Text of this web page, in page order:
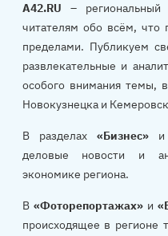
A42.RU – региональный
читателям обо всём, что
пределами. Публикуем
развлекательные и
особого внимания темы,
Новокузнецка и
В разделах «Бизнес»
деловые новости и
экономике региона.
В «Фоторепортажах»и
происходящее в регионе